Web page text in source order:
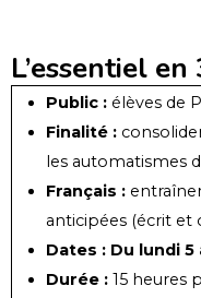
L’essentiel
Public : élèves de
Finalité :
les automatismes
Français :
anticipées (écrit et
Dates : Du lundi
Durée : 15 heures